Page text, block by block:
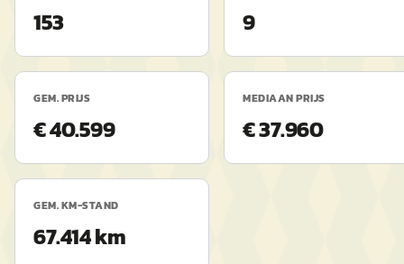
153 9
GEM. PRIJS
€ 40.599
MEDIAAN PRIJS
€ 37.960
GEM. KM-STAND
67.414 km